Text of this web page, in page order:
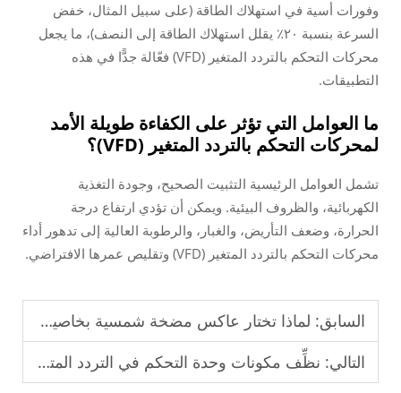
وفورات أسية في استهلاك الطاقة (على سبيل المثال، خفض
السرعة بنسبة ٢٠٪ يقلل استهلاك الطاقة إلى النصف)، ما يجعل
محركات التحكم بالتردد المتغير (VFD) فعّالة جدًّا في هذه
التطبيقات.
ما العوامل التي تؤثر على الكفاءة طويلة الأمد
لمحركات التحكم بالتردد المتغير (VFD)؟
تشمل العوامل الرئيسية التثبيت الصحيح، وجودة التغذية
الكهربائية، والظروف البيئية. ويمكن أن تؤدي ارتفاع درجة
الحرارة، وضعف التأريض، والغبار، والرطوبة العالية إلى تدهور أداء
محركات التحكم بالتردد المتغير (VFD) وتقليص عمرها الافتراضي.
السابق: لماذا تختار عاكس مضخة شمسية بخاصية التعقب الأقصى للطاقة (MPPT) لتوريد المياه؟
التالي: نظِّف مكونات وحدة التحكم في التردد المتغير (VFD) بانتظام لمنع حدوث أعطال.